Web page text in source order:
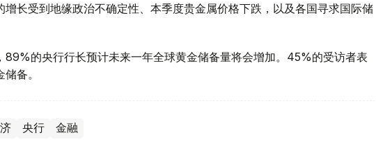
长受到地缘政治不确定性、本季度贵金属价格下跌，以及各国寻求国际储
89%的央行行长预计未来一年全球黄金储备量将会增加。45%的受访者表
备。
央行 金融